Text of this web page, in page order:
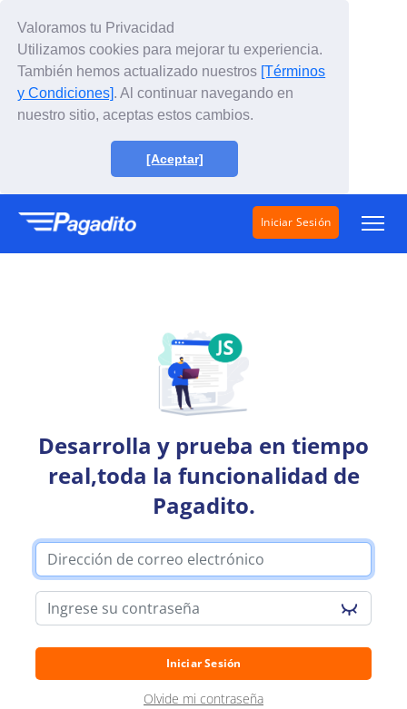
Valoramos tu Privacidad
Utilizamos cookies para mejorar tu experiencia.
También hemos actualizado nuestros [Términos
y Condiciones]. Al continuar navegando en
nuestro sitio, aceptas estos cambios.
[Aceptar]
Iniciar Sesión
Cambiar país
Cambiar idioma
Desarrolla y prueba en tiempo
real,toda la funcionalidad de
Pagadito.
Iniciar Sesión
Olvide mi contraseña